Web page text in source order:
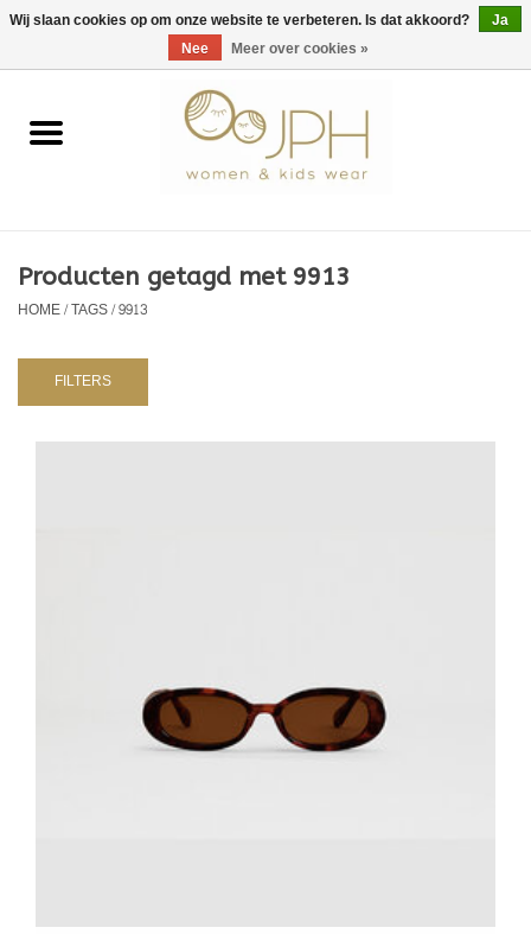
EUR/GBP/USD 0 Artikelen - €0,00
Home
Kids
NURSERY / TABLEWARE
Producten getagd met 9913
HOME/TAGS/9913
FILTERS
Wij slaan cookies op om onze website te verbeteren. Is dat akkoord?
Ja
Nee
Meer over cookies »